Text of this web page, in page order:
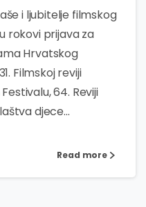
i ljubitelje filmskog
rokovi prijava za
Hrvatskog
Filmskoj reviji
64. Reviji
djece...
Read more